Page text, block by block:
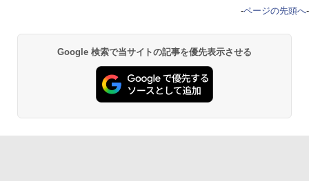
-ページの先頭へ-
Google 検索で当サイトの記事を優先表示させる